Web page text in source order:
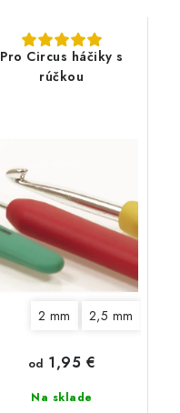
4,5 mm 5 mm
Pro Circus háčiky s
rúčkou
2 mm 2,5 mm
Na sklade
od 1,95 €